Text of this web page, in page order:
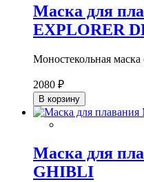
Маска для
EXPLORER
Моностекольная
2080 ₽
В корзину
Маска для
GHIBLI